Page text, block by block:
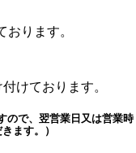
ります。
けております。
ので、翌営業日又は営業時
ます。）